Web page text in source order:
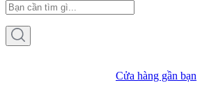
Cửa hàng gần bạn